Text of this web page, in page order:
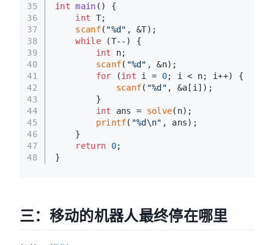
35
36
37
38
39
40
41
42
43
44
45
46
47
48
int main ()
{
int T;
scanf( "%d" , &T);
while (T--) {
int n;
scanf( "%d" , &n);
for (int i = 0; i < n; i++) {
scanf( "%d" , &a[i]);
        }
int ans = solve(n);
printf( "%d\n" , ans);
    }
return
0;
}
三：移动的机器人最终停在哪里